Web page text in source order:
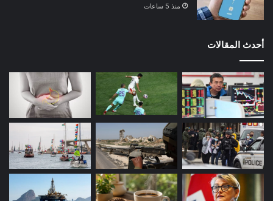
منذ 5 ساعات
أحدث المقالات